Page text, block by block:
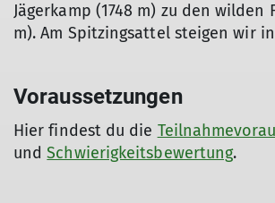
Jägerkamp (1748 m) zu den wilden
m). Am Spitzingsattel steigen wir
Voraussetzungen
Hier findest du die
undSchwierigkeitsbewertung.